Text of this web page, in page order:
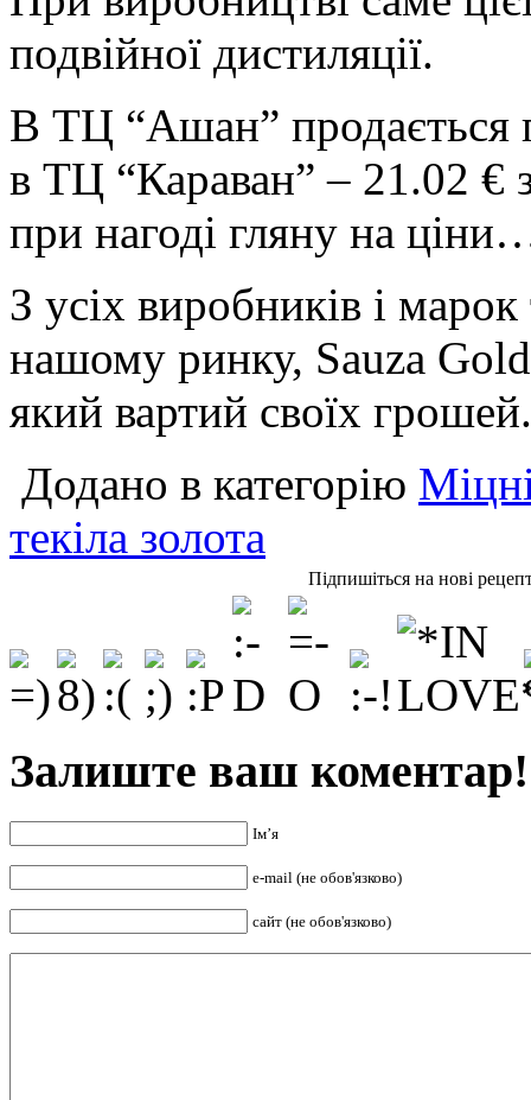
подвійної дистиляції.
В ТЦ “Ашан” продається
в ТЦ “Караван” – 21.02 €
при нагоді гляну на
З усіх виробників і
нашому ринку, Sauza Gold
який вартий своїх грошей.
Додано в категорію
текіла золота
Підпишіться на нові
Залиште ваш коментар!
Ім’я
e-mail (не обов'язково)
сайт (не обов'язково)